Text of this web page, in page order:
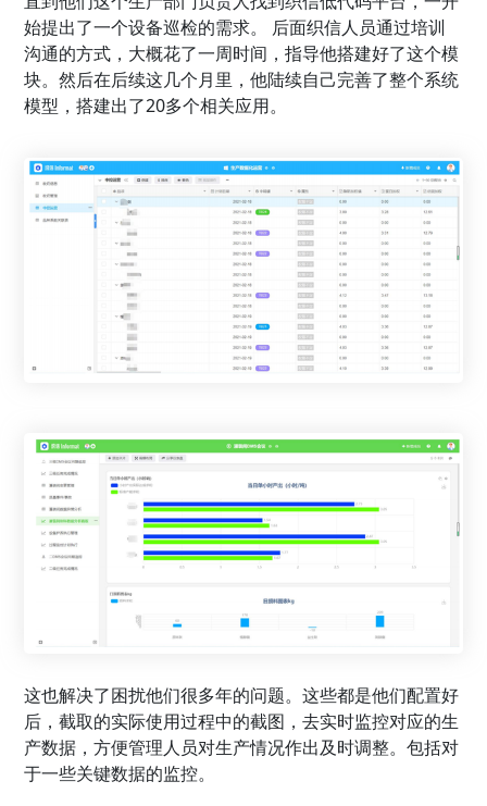
始提出了一个设备巡检的需求。 后面织信人员通过培训
沟通的方式，大概花了一周时间，指导他搭建好了这个模
块。然后在后续这几个月里，他陆续自己完善了整个系统
模型，搭建出了20多个相关应用。
这也解决了困扰他们很多年的问题。这些都是他们配置好
后，截取的实际使用过程中的截图，去实时监控对应的生
产数据，方便管理人员对生产情况作出及时调整。包括对
于一些关键数据的监控。